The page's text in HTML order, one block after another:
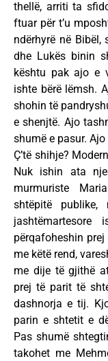
thellë, arriti ta
ftuar për t’u
ndërhyrë në Bibël,
dhe Lukës binin
kështu pak ajo e
ishte bërë lëmsh.
shohin të
e shenjtë. Ajo
shumë e pasur.
Ç’të shihje?
Nuk ishin ata
murmuriste
shtëpitë
jashtëmartesore
përqafoheshin
me këtë rend,
me dije të gjithë
prej të parit të
dashnorja e tij.
parin e shtetit e
Pas shumë
takohet me